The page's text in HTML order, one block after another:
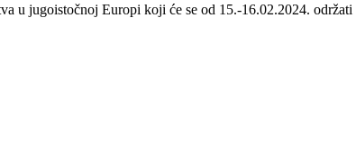
u jugoistočnoj Europi koji će se od 15.-16.02.2024.